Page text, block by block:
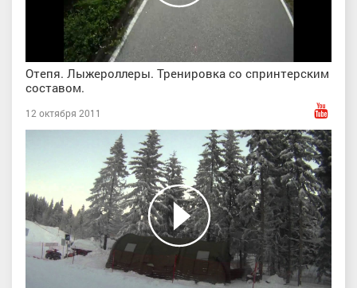
Отепя. Лыжероллеры. Тренировка со спринтерским
составом.
12 октября 2011